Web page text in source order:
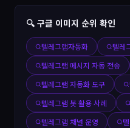
🔍 구글 이미지 순위 확인
텔레그램자동화
텔레
텔레그램 메시지 자동 전송
텔레그램 자동화 도구
텔레그램 봇 활용 사례
텔레그램 채널 운영